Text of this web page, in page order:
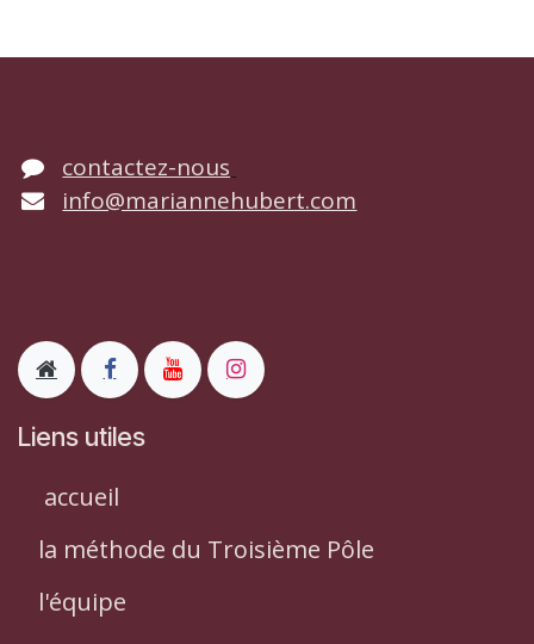
contactez-nous
info@mariannehubert.com
Liens utiles
accueil
la méthode du Troisième Pôle
l'équipe